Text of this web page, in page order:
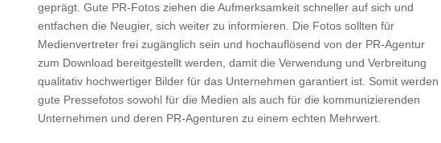
geprägt. Gute PR-Fotos ziehen die Aufmerksamkeit schneller auf sich und
entfachen die Neugier, sich weiter zu informieren. Die Fotos sollten für
Medienvertreter frei zugänglich sein und hochauflösend von der PR-Agentur
zum Download bereitgestellt werden, damit die Verwendung und Verbreitung
qualitativ hochwertiger Bilder für das Unternehmen garantiert ist. Somit werden
gute Pressefotos sowohl für die Medien als auch für die kommunizierenden
Unternehmen und deren PR-Agenturen zu einem echten Mehrwert.